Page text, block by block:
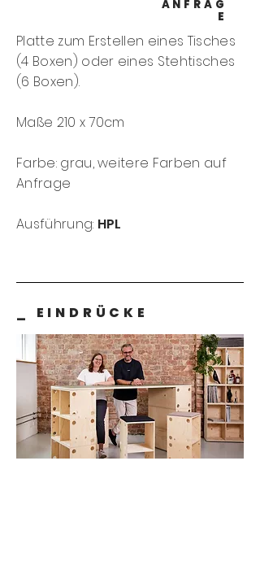
ANFRAG
E
Platte zum Erstellen eines Tisches
(4 Boxen) oder eines Stehtisches
(6 Boxen).
Maße 210 x 70cm
Farbe: grau, weitere Farben auf
Anfrage
Ausführung: HPL
_ EINDRÜCKE